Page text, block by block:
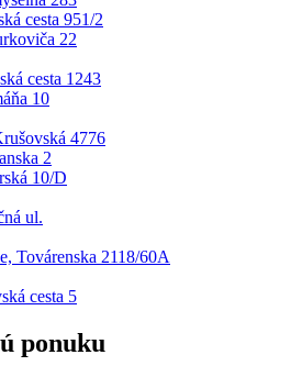
cesta 951/2
22
cesta 1243
10
4776
2
10/D
ul.
Továrenska 2118/60A
cesta 5
ponuku